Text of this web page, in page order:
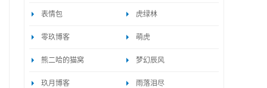
表情包 虎绿林
零玖博客 萌虎
熊二哈的猫窝 梦幻辰风
玖月博客 雨落泪尽